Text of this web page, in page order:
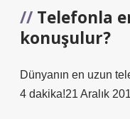
Telefonla
konuşulur?
Dünyanın en uzun
4 dakika!21 Aralık